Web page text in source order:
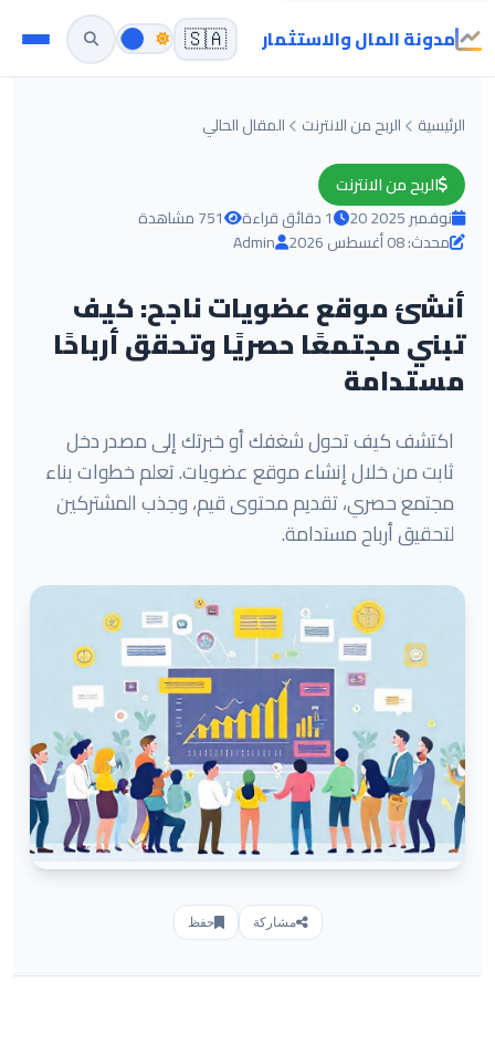
مدونة المال والاستثمار 🇸🇦
الرئيسية الربح من الانترنت المقال الحالي
الربح من الانترنت
20 نوفمبر 2025
1 دقائق قراءة
751 مشاهدة
محدث: 08 أغسطس 2026
Admin
أنشئ موقع عضويات ناجح: كيف
تبني مجتمعًا حصريًا وتحقق أرباحًا
مستدامة
اكتشف كيف تحول شغفك أو خبرتك إلى مصدر دخل
ثابت من خلال إنشاء موقع عضويات. تعلم خطوات بناء
مجتمع حصري، تقديم محتوى قيم، وجذب المشتركين
لتحقيق أرباح مستدامة.
مشاركة حفظ